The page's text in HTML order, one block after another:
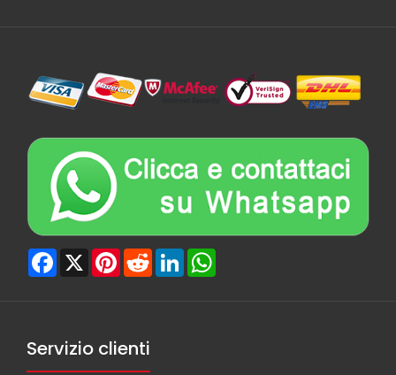
Facebook
X PinterestRedditLinkedIn
Servizio clienti